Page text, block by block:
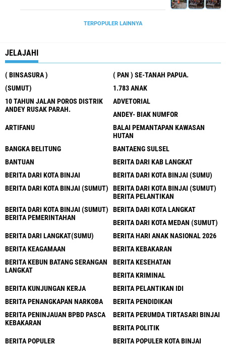
TERPOPULER LAINNYA
JELAJAHI
( BINSASURA )
( PAN ) SE-TANAH PAPUA.
(SUMUT)
1.783 ANAK
10 TAHUN JALAN POROS DISTRIK
ANDEY RUSAK PARAH.
ADVETORIAL
ANDEY- BIAK NUMFOR
ARTIFANU
BALAI PEMANTAPAN KAWASAN
HUTAN
BANGKA BELITUNG
BANTAENG SULSEL
BANTUAN
BERITA DARI KAB LANGKAT
BERITA DARI KOTA BINJAI
BERITA DARI KOTA BINJAI (SUMU)
BERITA DARI KOTA BINJAI (SUMUT)
BERITA DARI KOTA BINJAI (SUMUT)
BERITA PELANTIKAN
BERITA DARI KOTA BINJAI (SUMUT)
BERITA PEMERINTAHAN
BERITA DARI KOTA LANGKAT
BERITA DARI KOTA MEDAN (SUMUT)
BERITA DARI LANGKAT(SUMU)
BERITA HARI ANAK NASIONAL 2026
BERITA KEAGAMAAN
BERITA KEBAKARAN
BERITA KEBUN BATANG SERANGAN
LANGKAT
BERITA KESEHATAN
BERITA KRIMINAL
BERITA KUNJUNGAN KERJA
BERITA PELANTIKAN IDI
BERITA PENANGKAPAN NARKOBA
BERITA PENDIDIKAN
BERITA PENINJAUAN BPBD PASCA
KEBAKARAN
BERITA PERUMDA TIRTASARI BINJAI
BERITA POLITIK
BERITA POPULER
BERITA POPULER KOTA BINJAI